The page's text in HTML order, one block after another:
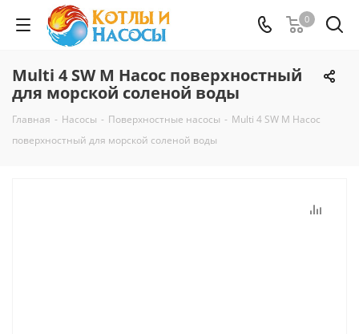
0
Multi 4 SW M Насос поверхностный
для морской соленой воды
Главная - Насосы - Поверхностные насосы - Multi 4 SW M Насос
поверхностный для морской соленой воды